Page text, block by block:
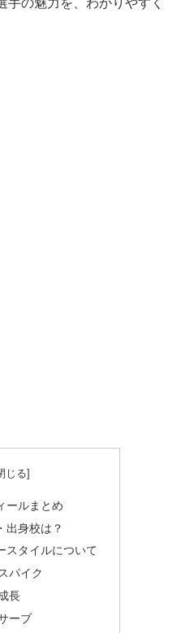
ールまとめ
出身校は？
スタイルについて
パイク
長
ーブ